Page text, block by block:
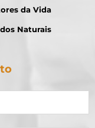
da Vida
Naturais